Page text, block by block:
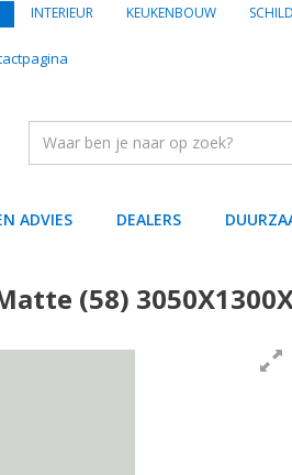
INTERIEUR KEUKENBOUW
ADVIES DEALERS
(58)